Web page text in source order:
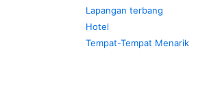
Lapangan terbang
Hotel
Tempat-Tempat Menarik